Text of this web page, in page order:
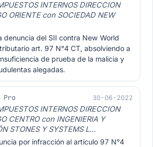
INTERNOS DIRECCION
ORIENTE con SOCIEDAD NEW
denuncia del SII contra New World
art. 97 N°4 CT, absolviendo a
de prueba de la malicia y
alegadas.
Pro 30-06-2022
INTERNOS DIRECCION
CENTRO con INGENIERIA Y
STONES Y SYSTEMS L…
por infracción al artículo 97 N°4